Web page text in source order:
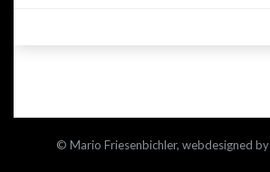
© Mario Friesenbichler, webdesigned by